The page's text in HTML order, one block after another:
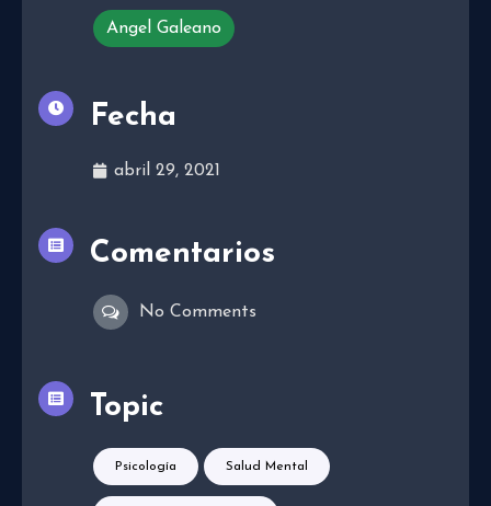
Angel Galeano
Fecha
abril 29, 2021
Comentarios
No Comments
Topic
Psicología Salud Mental